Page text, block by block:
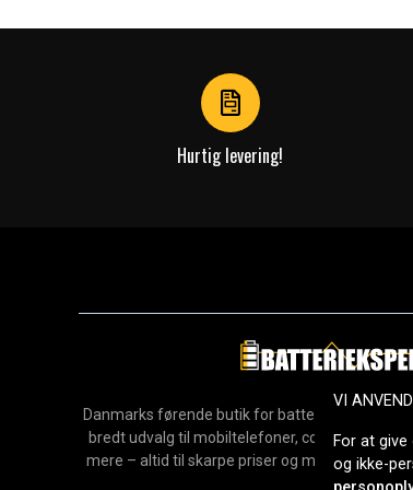
Hurtig levering!
Danmarks førende butik for batterier, opladere
bredt udvalg til mobiltelefoner, computere,
mere – altid til skarpe priser og med hurtig
2006.
VI
For at
og ikke-